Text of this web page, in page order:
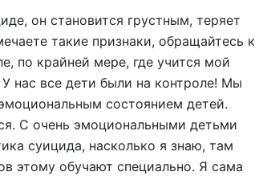
он становится грустным, теряет
такие признаки, обращайтесь к
по крайней мере, где учится мой
нас все дети были на контроле! Мы
состоянием детей.
С очень эмоциональными детьми
суицида, насколько я знаю, там
этому обучают специально. Я сама